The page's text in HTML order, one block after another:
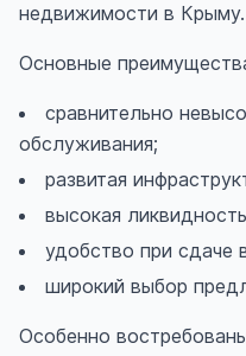
недвижимости в Крыму.
Основные
сравнительно
обслуживания;
развитая
высокая
удобство при сдаче
широкий выбор
Особенно